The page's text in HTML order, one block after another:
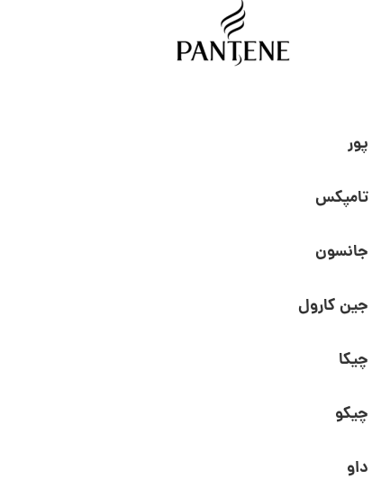
پور
تامپکس
جانسون
جین کارول
چیکا
چیکو
داو